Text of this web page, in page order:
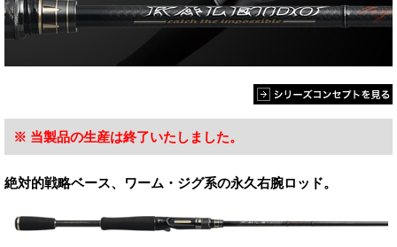
※ 当製品の生産は終了いたしました。
絶対的戦略ベース、ワーム・ジグ系の永久右腕ロッド。